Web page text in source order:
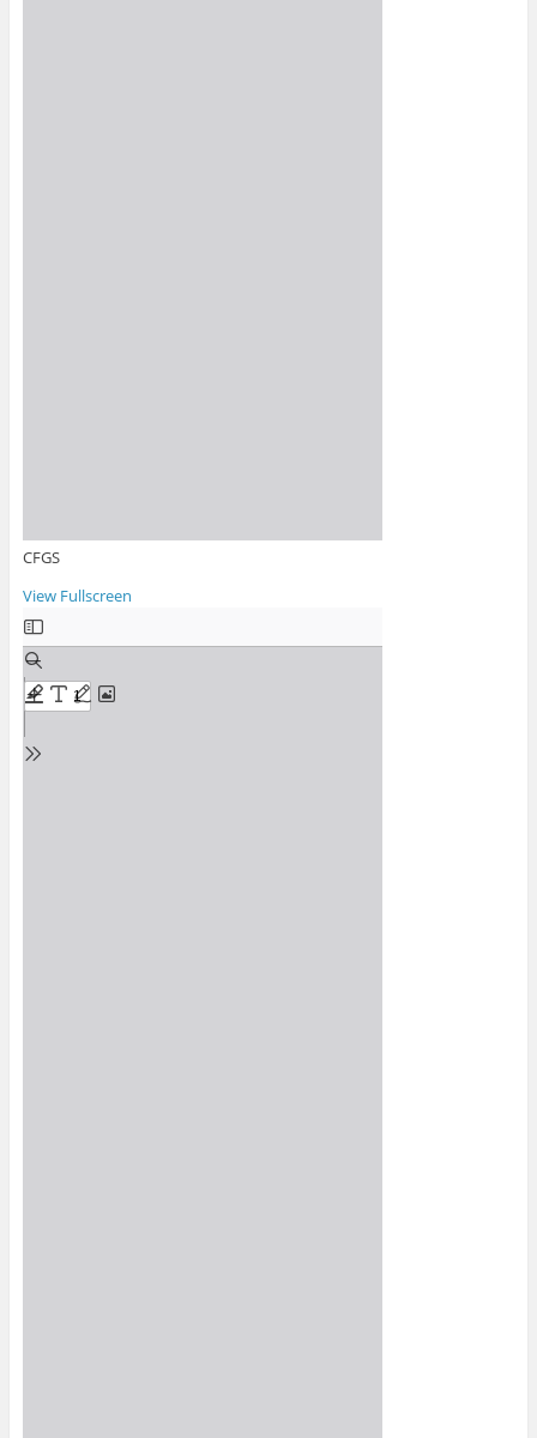
CFGS
View Fullscreen